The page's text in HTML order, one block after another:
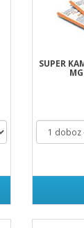
SUPER